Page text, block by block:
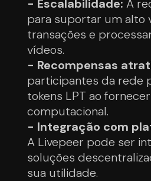
- Escalabilidade: A
para suportar um alto
transações e
vídeos.
- Recompensas
participantes da rede
tokens LPT ao
computacional.
- Integração com
A Livepeer pode ser
soluções
sua utilidade.